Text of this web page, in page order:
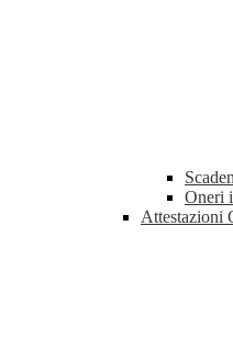
Oneri
Attestazioni